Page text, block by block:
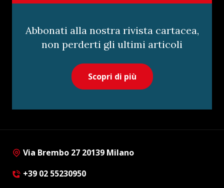
Abbonati alla nostra rivista cartacea,
non perderti gli ultimi articoli
Scopri di più
Via Brembo 27 20139 Milano
+39 02 55230950